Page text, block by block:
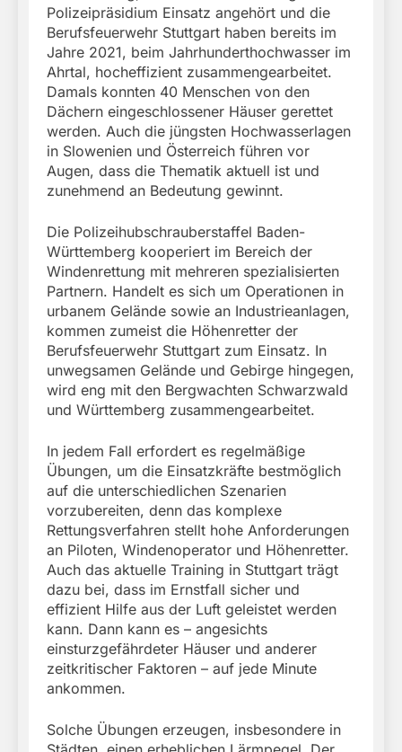
Polizeipräsidium Einsatz angehört und die
Berufsfeuerwehr Stuttgart haben bereits im
Jahre 2021, beim Jahrhunderthochwasser im
Ahrtal, hocheffizient zusammengearbeitet.
Damals konnten 40 Menschen von den
Dächern eingeschlossener Häuser gerettet
werden. Auch die jüngsten Hochwasserlagen
in Slowenien und Österreich führen vor
Augen, dass die Thematik aktuell ist und
zunehmend an Bedeutung gewinnt.
Die Polizeihubschrauberstaffel Baden-
Württemberg kooperiert im Bereich der
Windenrettung mit mehreren spezialisierten
Partnern. Handelt es sich um Operationen in
urbanem Gelände sowie an Industrieanlagen,
kommen zumeist die Höhenretter der
Berufsfeuerwehr Stuttgart zum Einsatz. In
unwegsamen Gelände und Gebirge hingegen,
wird eng mit den Bergwachten Schwarzwald
und Württemberg zusammengearbeitet.
In jedem Fall erfordert es regelmäßige
Übungen, um die Einsatzkräfte bestmöglich
auf die unterschiedlichen Szenarien
vorzubereiten, denn das komplexe
Rettungsverfahren stellt hohe Anforderungen
an Piloten, Windenoperator und Höhenretter.
Auch das aktuelle Training in Stuttgart trägt
dazu bei, dass im Ernstfall sicher und
effizient Hilfe aus der Luft geleistet werden
kann. Dann kann es – angesichts
einsturzgefährdeter Häuser und anderer
zeitkritischer Faktoren – auf jede Minute
ankommen.
Solche Übungen erzeugen, insbesondere in